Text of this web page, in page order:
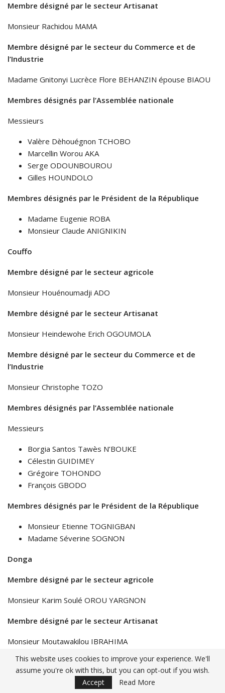
Membre désigné par le secteur Artisanat
Monsieur Rachidou MAMA
Membre désigné par le secteur du Commerce et de
l’Industrie
Madame Gnitonyi Lucrèce Flore BEHANZIN épouse BIAOU
Membres désignés par l’Assemblée nationale
Messieurs
Valère Dèhouégnon TCHOBO
Marcellin Worou AKA
Serge ODOUNBOUROU
Gilles HOUNDOLO
Membres désignés par le Président de la République
Madame Eugenie ROBA
Monsieur Claude ANIGNIKIN
Couffo
Membre désigné par le secteur agricole
Monsieur Houénoumadji ADO
Membre désigné par le secteur Artisanat
Monsieur Heindewohe Erich OGOUMOLA
Membre désigné par le secteur du Commerce et de
l’Industrie
Monsieur Christophe TOZO
Membres désignés par l’Assemblée nationale
Messieurs
Borgia Santos Tawès N’BOUKE
Célestin GUIDIMEY
Grégoire TOHONDO
François GBODO
Membres désignés par le Président de la République
Monsieur Etienne TOGNIGBAN
Madame Séverine SOGNON
Donga
Membre désigné par le secteur agricole
Monsieur Karim Soulé OROU YARGNON
Membre désigné par le secteur Artisanat
Monsieur Moutawakilou IBRAHIMA
Membre désigné par le secteur du Commerce et de
l’Industrie
This website uses cookies to improve your experience. We'll
assume you're ok with this, but you can opt-out if you wish.
Accept
Read More